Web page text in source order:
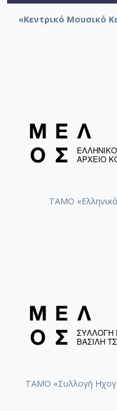
[Φάκελος]
[Φάκελος]
[Υπο-
[Υπο-
[Υπο-
«Κεντρικό Μουσικό
ΤΑΜΟ
ΤΑΜΟ «Συλλογή